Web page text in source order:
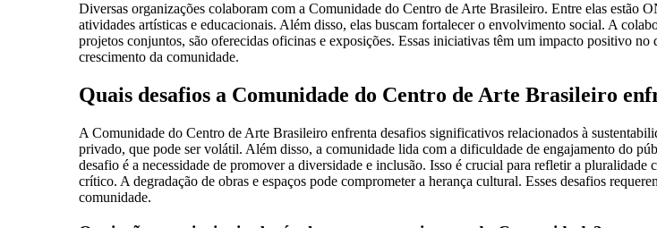
Diversas organizações colaboram com a Comunidade do Centro de Arte Brasileiro. Entre elas estão
atividades artísticas e educacionais. Além disso, elas buscam fortalecer o envolvimento social. A
projetos conjuntos, são oferecidas oficinas e exposições. Essas iniciativas têm um impacto positivo
crescimento da comunidade.
Quais desafios a Comunidade do Centro de Arte Brasileiro
A Comunidade do Centro de Arte Brasileiro enfrenta desafios significativos relacionados à
privado, que pode ser volátil. Além disso, a comunidade lida com a dificuldade de engajamento do
desafio é a necessidade de promover a diversidade e inclusão. Isso é crucial para refletir a
crítico. A degradação de obras e espaços pode comprometer a herança cultural. Esses desafios
comunidade.